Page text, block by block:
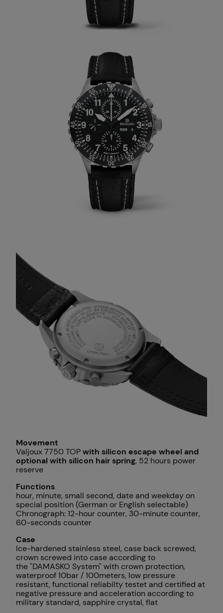
Movement
Valjoux 7750 TOPwith silicon escape wheel and
optional with silicon hair spring, 52 hours power
reserve
Functions
hour, minute, small second, date and weekday on
special position (German or English selectable)
Chronograph: 12-hour counter, 30-minute counter,
60-seconds counter
Case
Ice-hardened stainless steel, case back screwed,
crown screwed into case according to
the"DAMASKO System" with crown protection,
waterproof 10bar / 100meters, low pressure
resistant, functional reliabilty testet and certified at
negative pressure and acceleration according to
military standard, sapphire crystal, flat